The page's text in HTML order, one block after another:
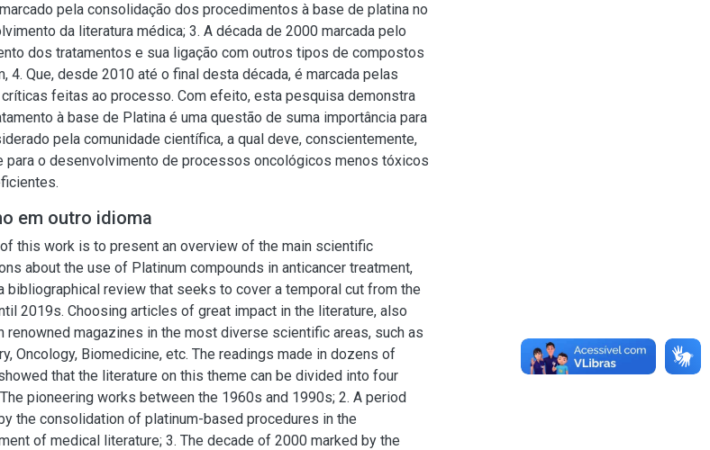
pela consolidação dos procedimentos à base de platina no
da literatura médica; 3. A década de 2000 marcada pelo
dos tratamentos e sua ligação com outros tipos de compostos
4. Que, desde 2010 até o final desta década, é marcada pelas
feitas ao processo. Com efeito, esta pesquisa demonstra
à base de Platina é uma questão de suma importância para
pela comunidade científica, a qual deve, conscientemente,
para o desenvolvimento de processos oncológicos menos tóxicos
em outro idioma
this work is to present an overview of the main scientific
about the use of Platinum compounds in anticancer treatment,
bibliographical review that seeks to cover a temporal cut from the
2019s. Choosing articles of great impact in the literature, also
renowned magazines in the most diverse scientific areas, such as
Oncology, Biomedicine, etc. The readings made in dozens of
that the literature on this theme can be divided into four
pioneering works between the 1960s and 1990s; 2. A period
the consolidation of platinum-based procedures in the
of medical literature; 3. The decade of 2000 marked by the